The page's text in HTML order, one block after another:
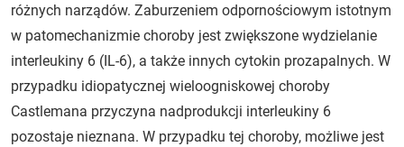
różnych narządów. Zaburzeniem odpornościowym istotnym
w patomechanizmie choroby jest zwiększone wydzielanie
interleukiny 6 (IL-6), a także innych cytokin prozapalnych. W
przypadku idiopatycznej wieloogniskowej choroby
Castlemana przyczyna nadprodukcji interleukiny 6
pozostaje nieznana. W przypadku tej choroby, możliwe jest